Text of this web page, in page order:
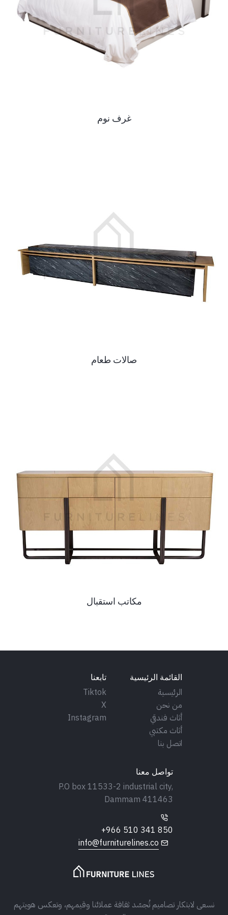
غرف نوم
صالات طعام
مكاتب استقبال
نسعى لابتكار تصاميم تُجسّد ثقافة عملائنا وقيمهم، وتعكس هويتهم
القائمة الرئيسية
الرئيسية
من نحن
أثاث فندقي
أثاث مكتبي
اتصل بنا
تابعنا
Tiktok
X
Instagram
تواصل معنا
P.O box 11533-2 industrial city,
Dammam 411463
+966 510 341 850
info@furniturelines.co